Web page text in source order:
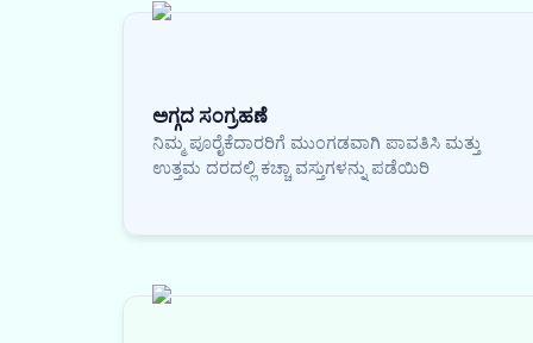
ಅಗ್ಗದ ಸಂಗ್ರಹಣೆ
ನಿಮ್ಮ ಪೂರೈಕೆದಾರರಿಗೆ ಮುಂಗಡವಾಗಿ ಪಾವತಿಸಿ ಮತ್ತು
ಉತ್ತಮ ದರದಲ್ಲಿ ಕಚ್ಚಾ ವಸ್ತುಗಳನ್ನು ಪಡೆಯಿರಿ